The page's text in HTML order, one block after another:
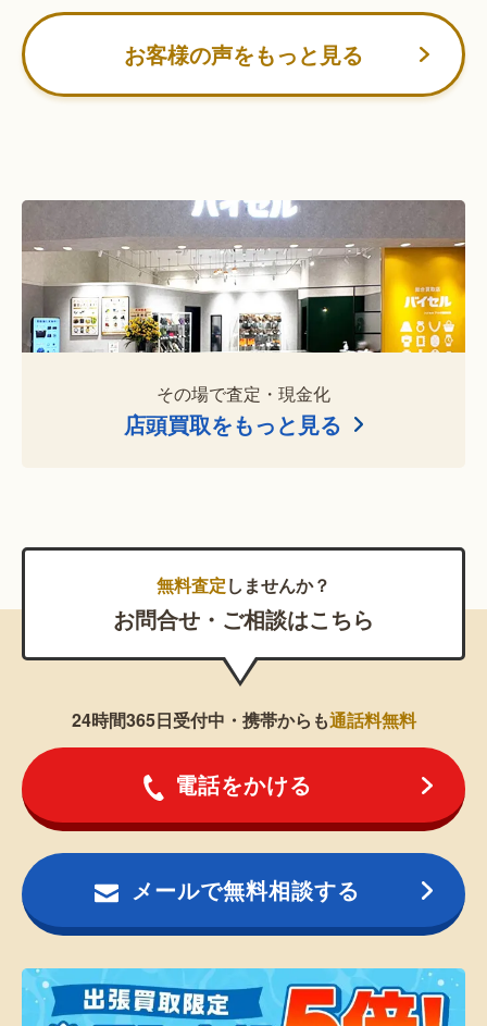
お客様の声をもっと見る
その場で査定・現金化
店頭買取をもっと見る
無料査定しませんか？
お問合せ・ご相談はこちら
24時間365日受付中・携帯からも通話料無料
電話をかける
メールで無料相談する